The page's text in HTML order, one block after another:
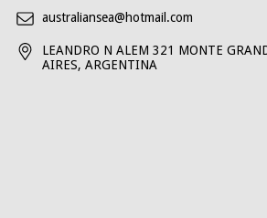
australiansea@hotmail.com
LEANDRO N ALEM 321 MONTE
AIRES, ARGENTINA